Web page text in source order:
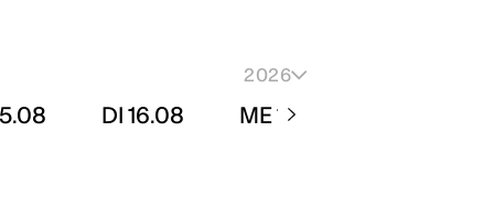
2026
DI 16.08 ME 19.08